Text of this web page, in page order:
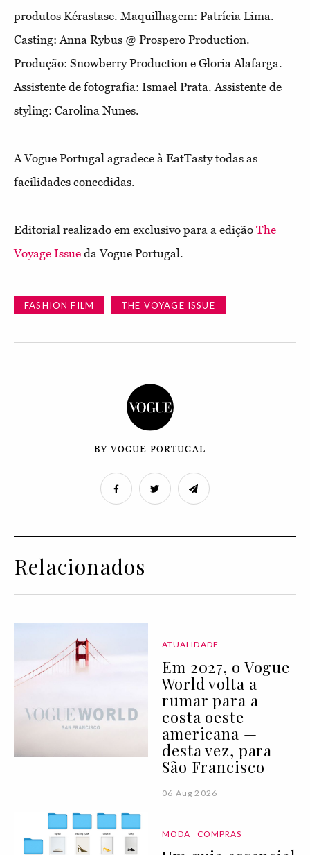
produtos Kérastase. Maquilhagem: Patrícia Lima.
Casting: Anna Rybus @ Prospero Production.
Produção: Snowberry Production e Gloria Alafarga.
Assistente de fotografia: Ismael Prata. Assistente de
styling: Carolina Nunes.
A Vogue Portugal agradece à EatTasty todas as
facilidades concedidas.
Editorial realizado em exclusivo para a edição The
Voyage Issue da Vogue Portugal.
FASHION FILM THE VOYAGE ISSUE
BY VOGUE PORTUGAL
Relacionados
ATUALIDADE
Em 2027, o Vogue
World volta a
rumar para a
costa oeste
americana —
desta vez, para
São Francisco
06 Aug 2026
MODA COMPRAS